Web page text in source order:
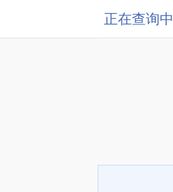
正在查询中